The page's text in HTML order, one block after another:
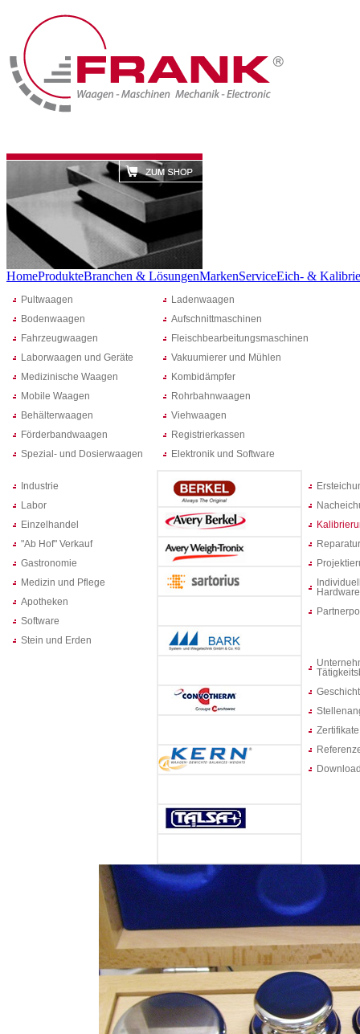
HomeProdukteBranchen & LösungenMarkenServiceEich- &
Pultwaagen
Bodenwaagen
Fahrzeugwaagen
Laborwaagen und Geräte
Medizinische Waagen
Mobile Waagen
Behälterwaagen
Förderbandwaagen
Spezial- und Dosierwaagen
Ladenwaagen
Aufschnittmaschinen
Fleischbearbeitungsmaschinen
Vakuumierer und Mühlen
Kombidämpfer
Rohrbahnwaagen
Viehwaagen
Registrierkassen
Elektronik und Software
Industrie
Labor
Einzelhandel
"Ab Hof" Verkauf
Gastronomie
Medizin und Pflege
Apotheken
Software
Stein und Erden
Zertifikate